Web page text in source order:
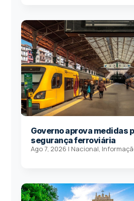
Governo aprova medidas
segurança ferroviária
Ago 7, 2026 | Nacional